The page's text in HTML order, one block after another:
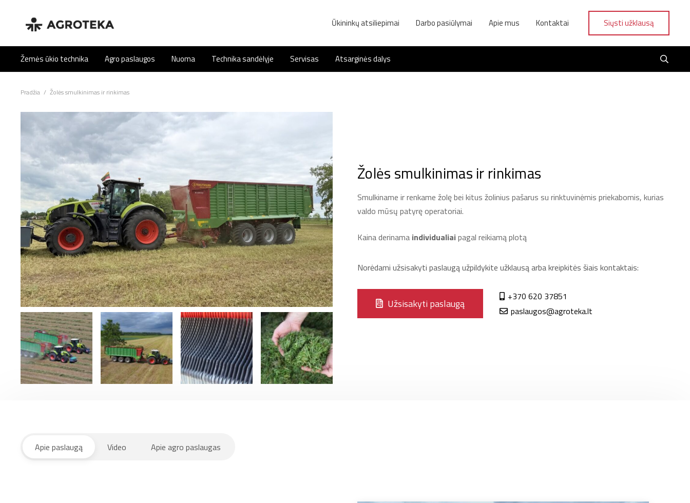
Ūkininkų atsiliepimai Darbo pasiūlymai Apie mus Kontaktai Siųsti užklausą
Žemės ūkio technika Agro paslaugos Nuoma Technika sandėlyje Servisas Atsarginės dalys
Pradžia / Žolės smulkinimas ir rinkimas
Žolės smulkinimas ir rinkimas
Smulkiname ir renkame žolę bei kitus žolinius pašarus su rinktuvinėmis priekabomis, kurias
valdo mūsų patyrę operatoriai.
Kaina derinama individualiaipagal reikiamą plotą
Norėdami užsisakyti paslaugą užpildykite užklausą arba kreipkitės šiais kontaktais:
Užsisakyti paslaugą
+370 620 37851
paslaugos@agroteka.lt
Apie paslaugą Video Apie agro paslaugas